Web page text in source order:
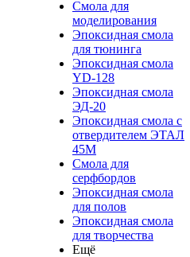
Смола для
моделирования
Эпоксидная смола
для тюнинга
Эпоксидная смола
YD-128
Эпоксидная смола
ЭД-20
Эпоксидная смола с
отвердителем ЭТАЛ
45М
Смола для
серфбордов
Эпоксидная смола
для полов
Эпоксидная смола
для творчества
Ещё